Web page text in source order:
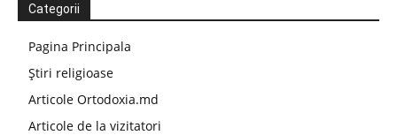
Categorii
Pagina Principala
Știri religioase
Articole Ortodoxia.md
Articole de la vizitatori